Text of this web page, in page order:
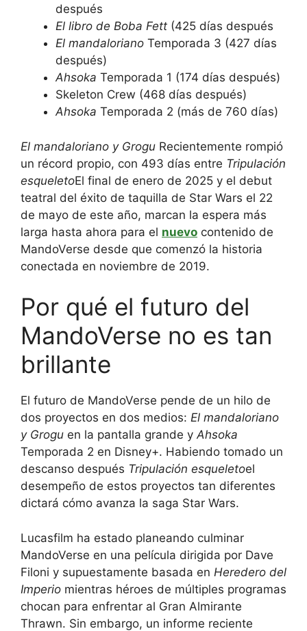
después
El libro de Boba Fett (425 días después
El mandaloriano Temporada 3 (427 días
después)
Ahsoka Temporada 1 (174 días después)
Skeleton Crew (468 días después)
Ahsoka Temporada 2 (más de 760 días)
El mandaloriano y Grogu Recientemente rompió
un récord propio, con 493 días entre Tripulación
esqueletoEl final de enero de 2025 y el debut
teatral del éxito de taquilla de Star Wars el 22
de mayo de este año, marcan la espera más
larga hasta ahora para el nuevo contenido de
MandoVerse desde que comenzó la historia
conectada en noviembre de 2019.
Por qué el futuro del
MandoVerse no es tan
brillante
El futuro de MandoVerse pende de un hilo de
dos proyectos en dos medios: El mandaloriano
y Grogu en la pantalla grande yAhsoka
Temporada 2 en Disney+. Habiendo tomado un
descanso después Tripulación esqueletoel
desempeño de estos proyectos tan diferentes
dictará cómo avanza la saga Star Wars.
Lucasfilm ha estado planeando culminar
MandoVerse en una película dirigida por Dave
Filoni y supuestamente basada en Heredero del
Imperio mientras héroes de múltiples programas
chocan para enfrentar al Gran Almirante
Thrawn. Sin embargo, un informe reciente